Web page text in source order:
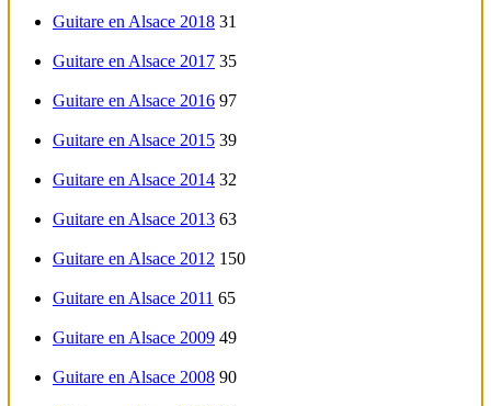
Guitare en Alsace 2018 31
Guitare en Alsace 2017 35
Guitare en Alsace 2016 97
Guitare en Alsace 2015 39
Guitare en Alsace 2014 32
Guitare en Alsace 2013 63
Guitare en Alsace 2012 150
Guitare en Alsace 2011 65
Guitare en Alsace 2009 49
Guitare en Alsace 2008 90